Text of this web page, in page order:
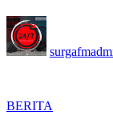
BERITA